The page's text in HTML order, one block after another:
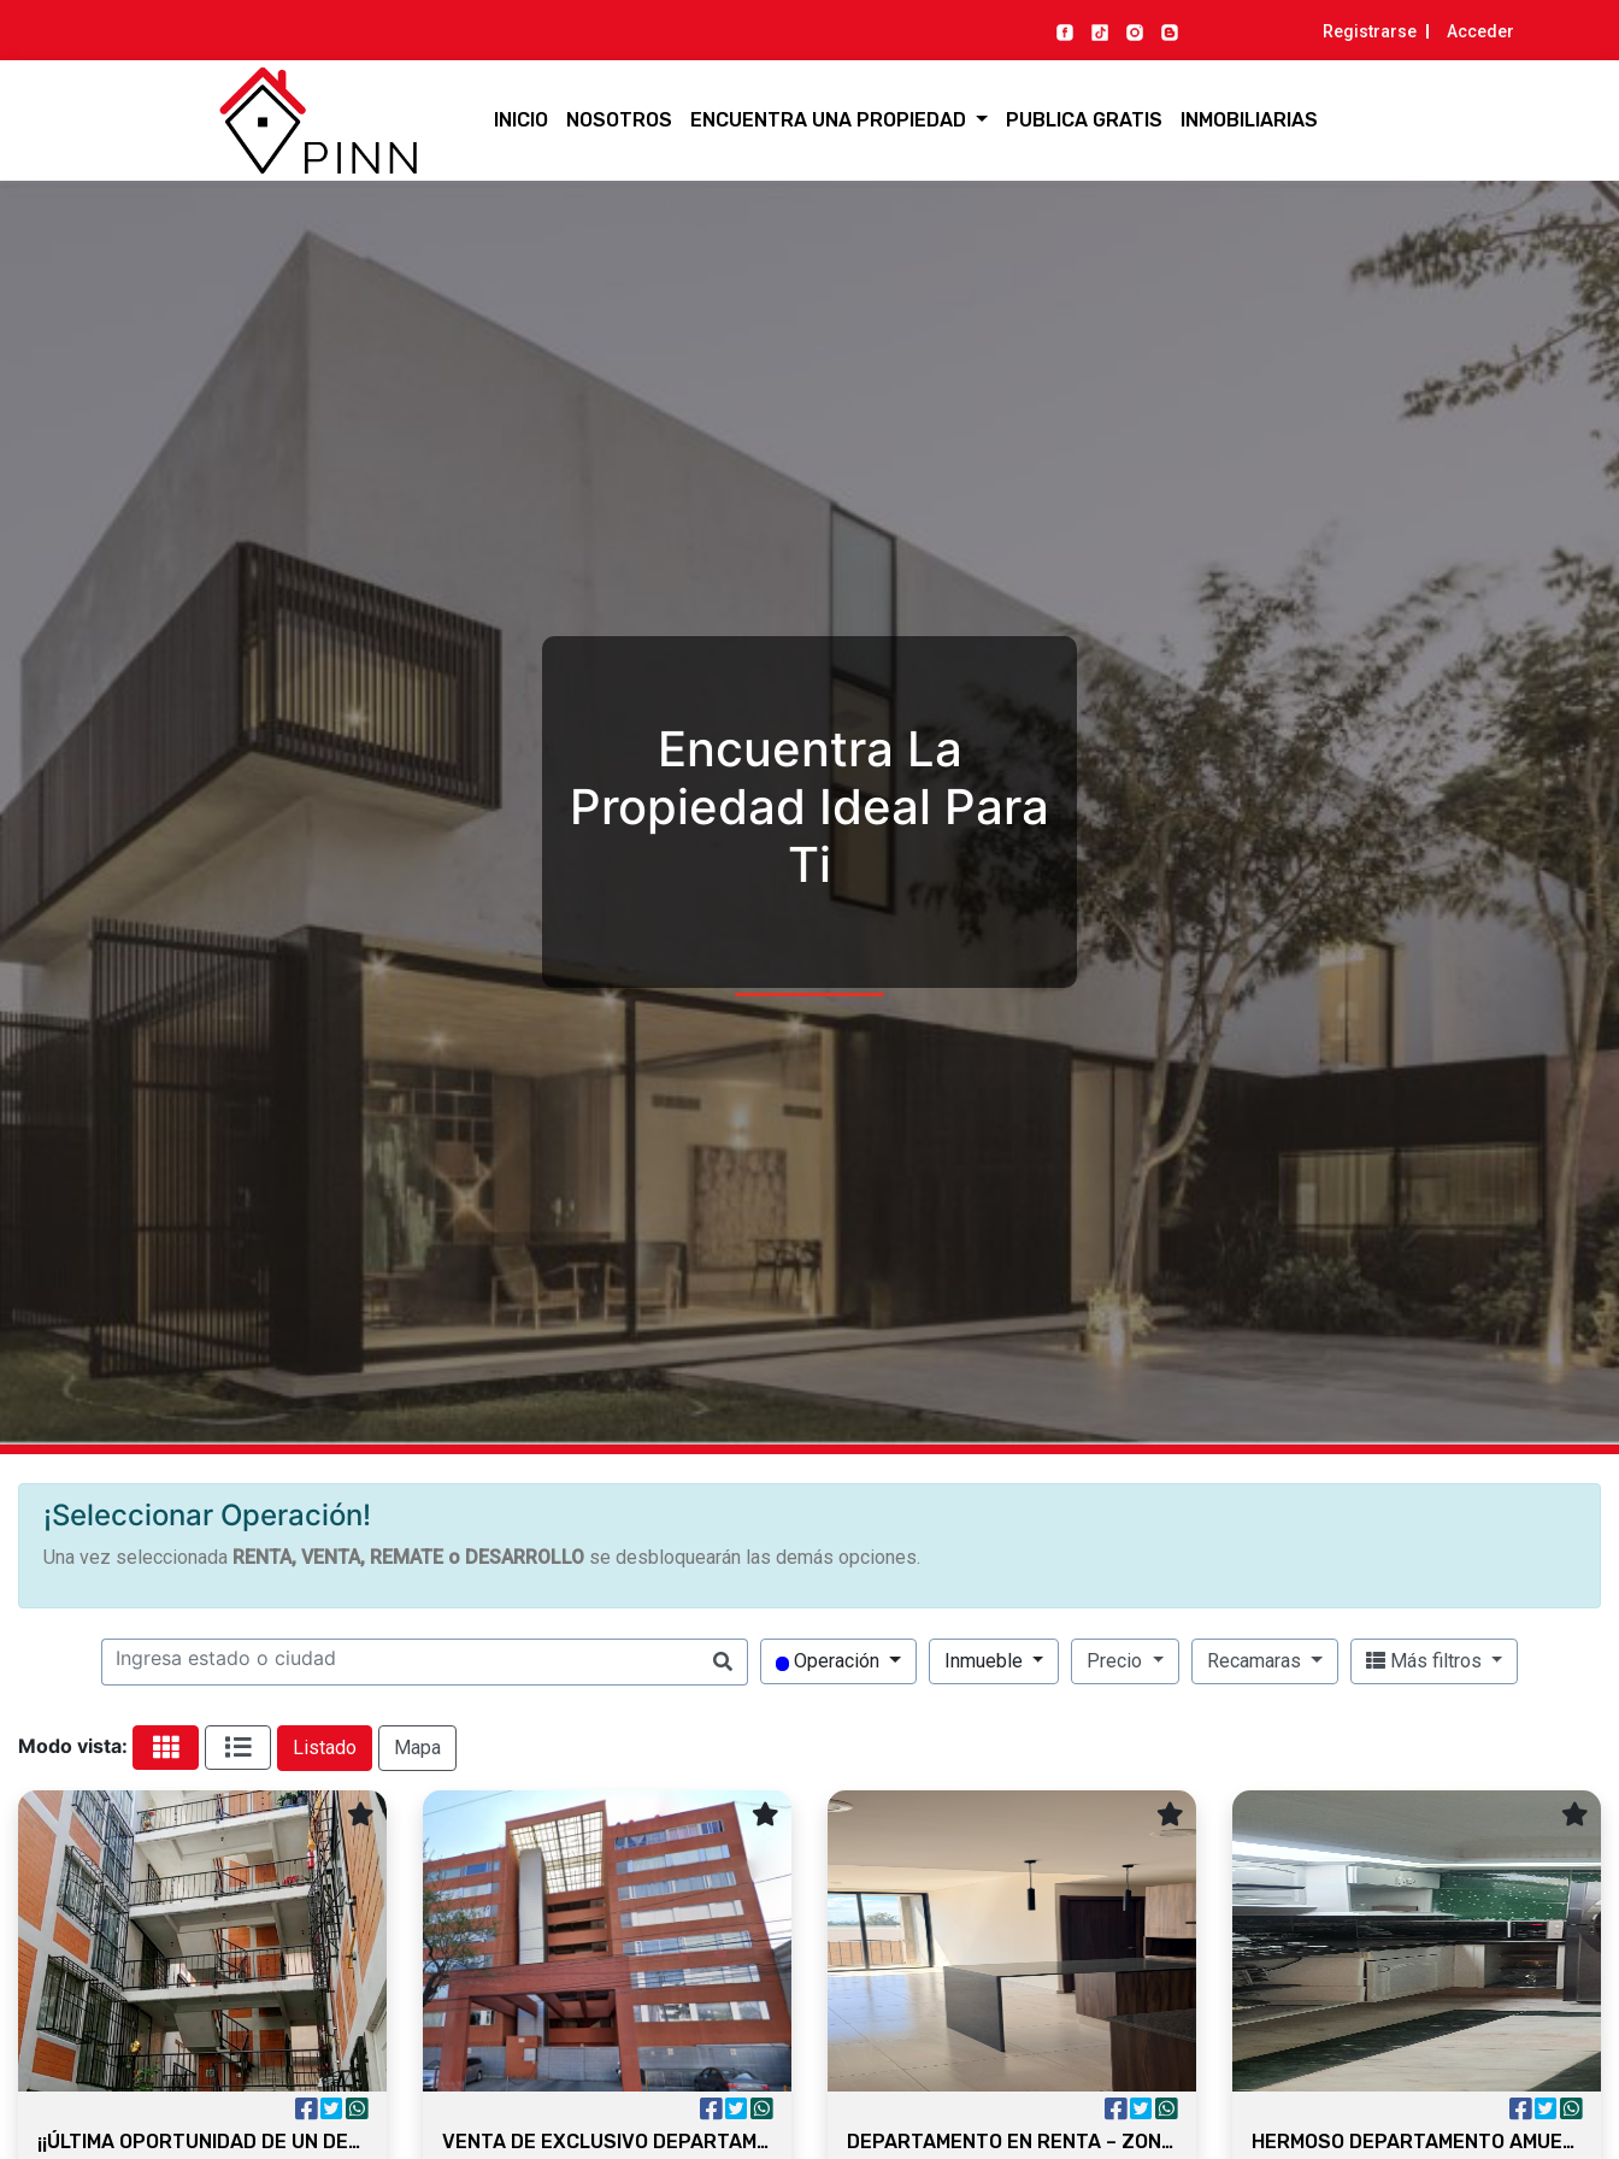
Registrarse Acceder
INICIO NOSOTROS ENCUENTRA UNA PROPIEDAD PUBLICA GRATIS INMOBILIARIAS
Encuentra La
Propiedad Ideal Para
Ti
¡Seleccionar Operación!
Una vez seleccionada RENTA, VENTA, REMATE o DESARROLLO se desbloquearán las demás opciones.
Operación Inmueble Precio Recamaras Más filtros
Modo vista: Listado Mapa
¡¡ÚLTIMA OPORTUNIDAD DE UN DEPARTAMENTO PROPIO EN EL CENTRO HISTÓRICO!!
VENTA DE EXCLUSIVO DEPARTAMENTO EN TLALPAN, BENITO JUAREZ
DEPARTAMENTO EN RENTA – ZONA NACIONES UNIDAS Y ANDARES
HERMOSO DEPARTAMENTO AMUEBLADO ZONA ANDARES